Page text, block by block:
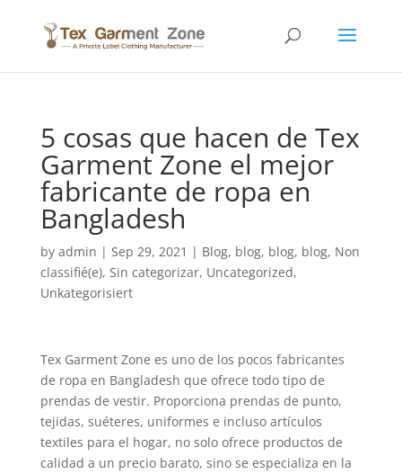
5 cosas que hacen de Tex
Garment Zone el mejor
fabricante de ropa en
Bangladesh
by admin | Sep 29, 2021 | Blog, blog, blog, blog, Non
classifié(e), Sin categorizar, Uncategorized,
Unkategorisiert
Tex Garment Zone es uno de los pocos fabricantes
de ropa en Bangladesh que ofrece todo tipo de
prendas de vestir. Proporciona prendas de punto,
tejidas, suéteres, uniformes e incluso artículos
textiles para el hogar, no solo ofrece productos de
calidad a un precio barato, sino se especializa en la